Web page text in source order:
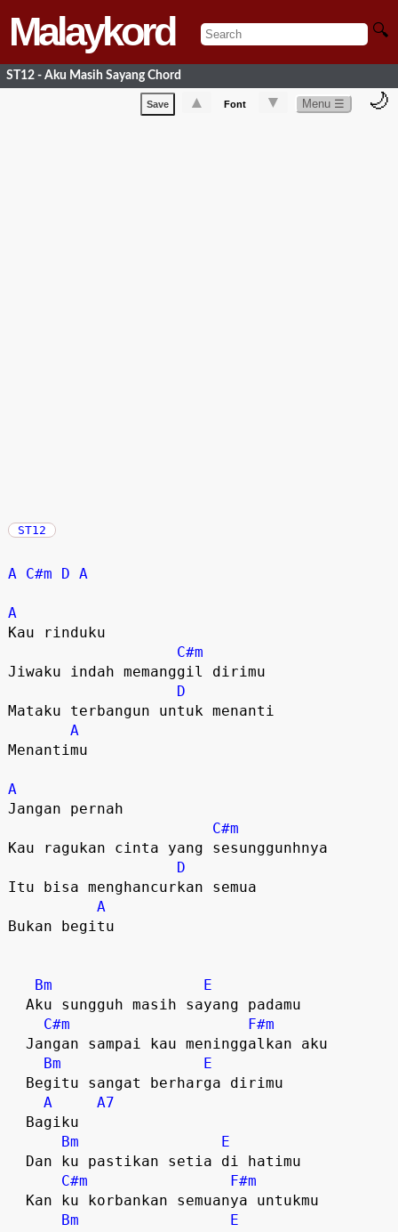
Malaykord 🔍
ST12 - Aku Masih Sayang Chord
Save ▲ Font ▼ Menu ☰ 🌙
ST12
A C#m D A
A
Kau rinduku
C#m
Jiwaku indah memanggil dirimu
D
Mataku terbangun untuk menanti
A
Menantimu
A
Jangan pernah
C#m
Kau ragukan cinta yang sesunggunhnya
D
Itu bisa menghancurkan semua
A
Bukan begitu
Bm
E
C#m
F#m
Bm
E
A
A7
Bm
E
C#m
F#m
Bm
E